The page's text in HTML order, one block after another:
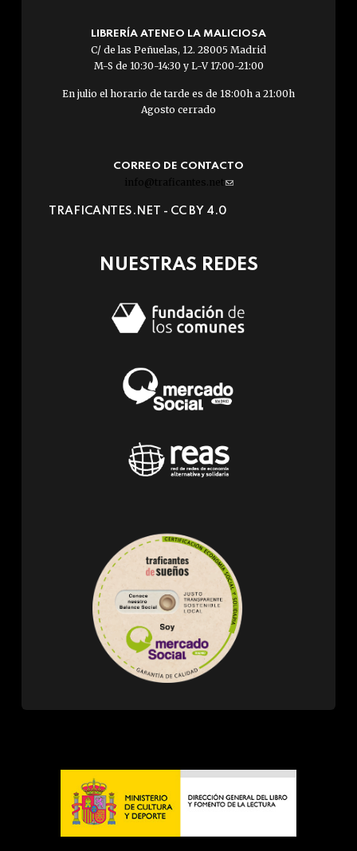
LIBRERÍA ATENEO LA MALICIOSA
C/ de las Peñuelas, 12. 28005 Madrid
M-S de 10:30-14:30 y L-V 17:00-21:00
En julio el horario de tarde es de 18:00h a 21:00h
Agosto cerrado
CORREO DE CONTACTO
info@traficantes.net (link
e-
TRAFICANTES.NET - CC BY 4.0
NUESTRAS REDES